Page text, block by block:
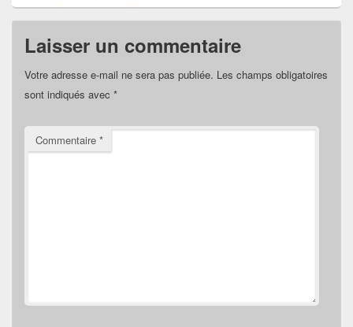
Laisser un commentaire
Votre adresse e-mail ne sera pas publiée. Les champs obligatoires
sont indiqués avec *
Commentaire *